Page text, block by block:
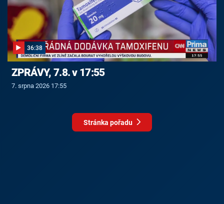
36:38
ZPRÁVY, 7.8. v 17:55
7. srpna 2026 17:55
Stránka pořadu